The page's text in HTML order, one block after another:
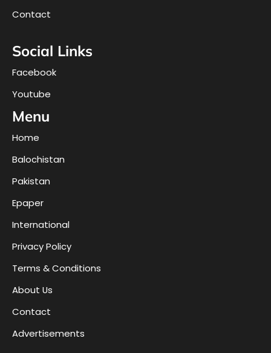
Contact
Social Links
Facebook
Youtube
Menu
Home
Balochistan
Pakistan
Epaper
International
Privacy Policy
Terms & Conditions
About Us
Contact
Advertisements